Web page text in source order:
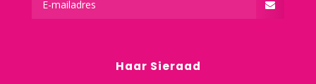
Haar Sieraad